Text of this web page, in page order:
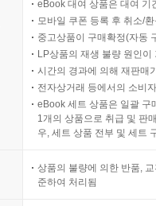
eBook 대여 상품은 대여 기
모바일 쿠폰 등록 후 취소/
중고상품이 구매확정(자동
LP상품의 재생 불량 원인
시간의 경과에 의해 재판매
전자상거래 등에서의 소비
eBook 세트 상품은 일괄 구
1개의 상품으로 취급 및 판
우, 세트 상품 전부 및 세트
상품의 불량에 의한 반품,
준하여 처리됨